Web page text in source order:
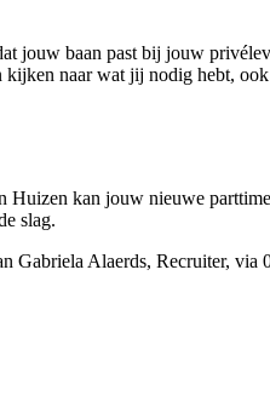
jouw baan past bij jouw
naar wat jij nodig hebt,
Huizen kan jouw nieuwe
slag.
Gabriela Alaerds, Recruiter, via